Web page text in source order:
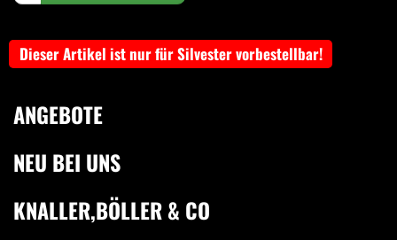
Dieser Artikel ist nur für Silvester vorbestellbar!
ANGEBOTE
NEU BEI UNS
KNALLER,BÖLLER & CO